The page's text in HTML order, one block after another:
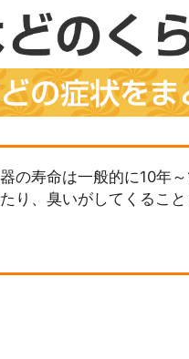
寿命は一般的に10年
り、臭いがしてくるこ